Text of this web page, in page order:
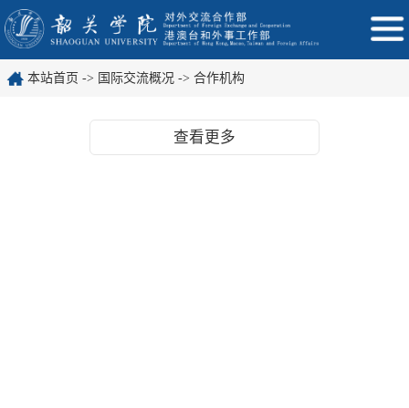
本站首页 -> 国际交流概况 -> 合作机构
查看更多